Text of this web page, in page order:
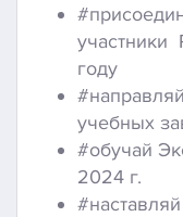
участники
году
учебных
#обучай
2024 г.